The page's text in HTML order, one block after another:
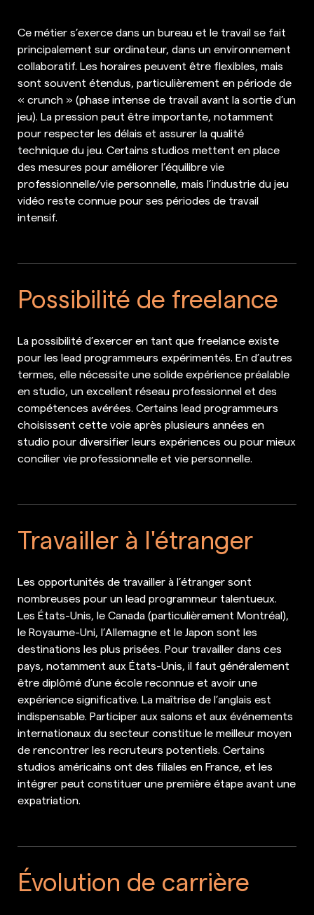
Ce métier s’exerce dans un bureau et le travail se fait
principalement sur ordinateur, dans un environnement
collaboratif. Les horaires peuvent être flexibles, mais
sont souvent étendus, particulièrement en période de
« crunch » (phase intense de travail avant la sortie d’un
jeu). La pression peut être importante, notamment
pour respecter les délais et assurer la qualité
technique du jeu. Certains studios mettent en place
des mesures pour améliorer l’équilibre vie
professionnelle/vie personnelle, mais l’industrie du jeu
vidéo reste connue pour ses périodes de travail
intensif.
Possibilité de freelance
La possibilité d’exercer en tant que freelance existe
pour les lead programmeurs expérimentés. En d’autres
termes, elle nécessite une solide expérience préalable
en studio, un excellent réseau professionnel et des
compétences avérées. Certains lead programmeurs
choisissent cette voie après plusieurs années en
studio pour diversifier leurs expériences ou pour mieux
concilier vie professionnelle et vie personnelle.
Travailler à l'étranger
Les opportunités de travailler à l’étranger sont
nombreuses pour un lead programmeur talentueux.
Les États-Unis, le Canada (particulièrement Montréal),
le Royaume-Uni, l’Allemagne et le Japon sont les
destinations les plus prisées. Pour travailler dans ces
pays, notamment aux États-Unis, il faut généralement
être diplômé d’une école reconnue et avoir une
expérience significative. La maîtrise de l’anglais est
indispensable. Participer aux salons et aux événements
internationaux du secteur constitue le meilleur moyen
de rencontrer les recruteurs potentiels. Certains
studios américains ont des filiales en France, et les
intégrer peut constituer une première étape avant une
expatriation.
Évolution de carrière